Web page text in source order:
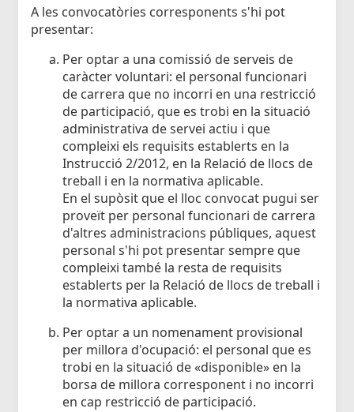
A les convocatòries corresponents s'hi pot
presentar:
Per optar a una comissió de serveis de
caràcter voluntari: el personal funcionari
de carrera que no incorri en una restricció
de participació, que es trobi en la situació
administrativa de servei actiu i que
compleixi els requisits establerts en la
Instrucció 2/2012, en la Relació de llocs de
treball i en la normativa aplicable.
En el supòsit que el lloc convocat pugui ser
proveït per personal funcionari de carrera
d'altres administracions públiques, aquest
personal s'hi pot presentar sempre que
compleixi també la resta de requisits
establerts per la Relació de llocs de treball i
la normativa aplicable.
Per optar a un nomenament provisional
per millora d'ocupació: el personal que es
trobi en la situació de «disponible» en la
borsa de millora corresponent i no incorri
en cap restricció de participació.